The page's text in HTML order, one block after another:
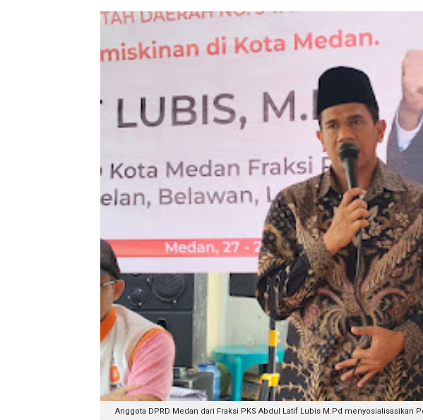
Anggota DPRD Medan dari Fraksi PKS Abdul Latif Lubis M.Pd menyosialisasikan P